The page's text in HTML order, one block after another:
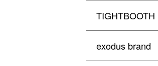
TIGHTBOOTH
exodus brand